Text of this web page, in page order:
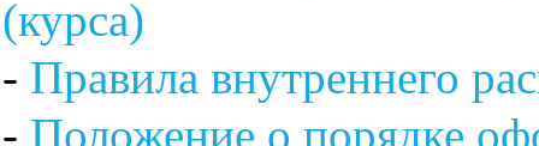
(курса)
- Правила внутреннего
- Положение о порядке